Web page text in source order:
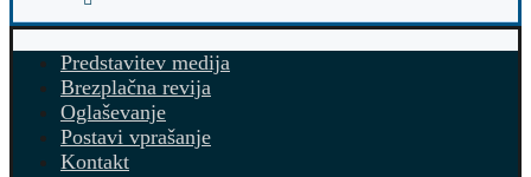
Predstavitev medija
Brezplačna revija
Oglaševanje
Postavi vprašanje
Kontakt